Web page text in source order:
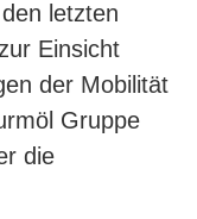
letzten
Einsicht
der Mobilität
Gruppe
die